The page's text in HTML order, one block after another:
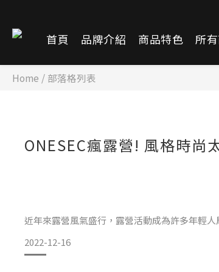
首頁 品牌介紹 商品特色 所
Home / 部落格列表
ONESEC瘋露營! 風格時尚
近年來露營風氣盛行，露營活動成為許多年輕
要，而兼具時尚設計與智能變色的ONESEC太
2022-12-16